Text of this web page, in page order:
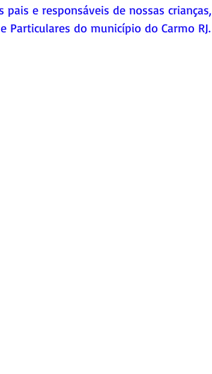
e responsáveis de nossas crianças,
Particulares do município do Carmo RJ.